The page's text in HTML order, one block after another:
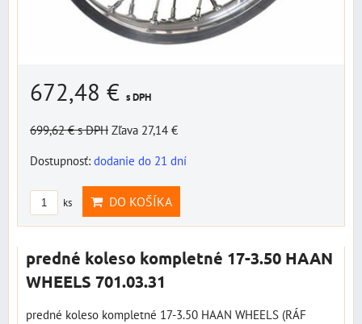
672,48 € s DPH
699,62 €s DPH Zľava 27,14 €
Dostupnosť: dodanie do 21 dní
ks DO KOŠÍKA
predné koleso kompletné 17-3.50 HAAN
WHEELS 701.03.31
predné koleso kompletné 17-3.50 HAAN WHEELS (RÁF